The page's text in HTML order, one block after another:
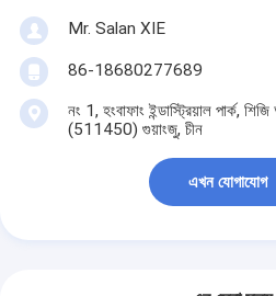
Mr. Salan XIE
86-18680277689
নং 1, হংবাফাং ইন্ডাস্ট্রিয়াল পার্ক,
(511450) গুয়াংজু, চীন
এখন যোগাযোগ